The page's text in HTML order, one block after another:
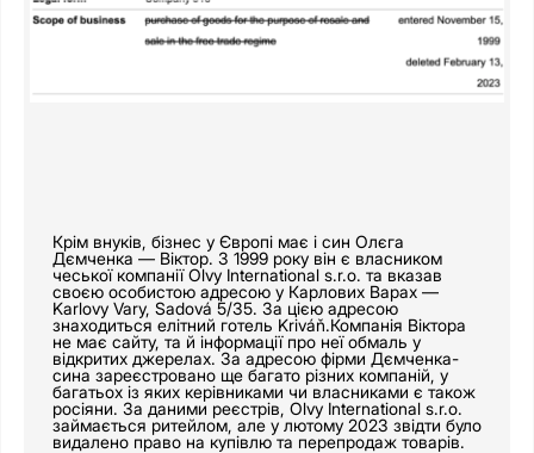
Крім внуків, бізнес у Європі має і син Олєга
Дємченка — Віктор. З 1999 року він є власником
чеської компанії Olvy International s.r.o. та вказав
своєю особистою адресою у Карлових Варах —
Karlovy Vary, Sadová 5/35. За цією адресою
знаходиться елітний готель Kriváň.Компанія Віктора
не має сайту, та й інформації про неї обмаль у
відкритих джерелах. За адресою фірми Дємченка-
сина зареєстровано ще багато різних компаній, у
багатьох із яких керівниками чи власниками є також
росіяни. За даними реєстрів, Olvy International s.r.o.
займається ритейлом, але у лютому 2023 звідти було
видалено право на купівлю та перепродаж товарів.